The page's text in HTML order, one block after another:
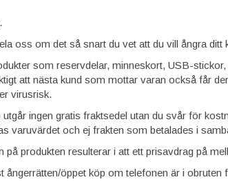
oss om det så snart du vet att du vill ångra
som reservdelar, minneskort, USB-
att nästa kund som mottar varan också får
virusrisk.
ingen gratis fraktsedel utan du svår för
varuvärdet och ej frakten som betalades i
på produkten resulterar i att ett prisavdrag på
ångerrätten/öppet köp om telefonen är i